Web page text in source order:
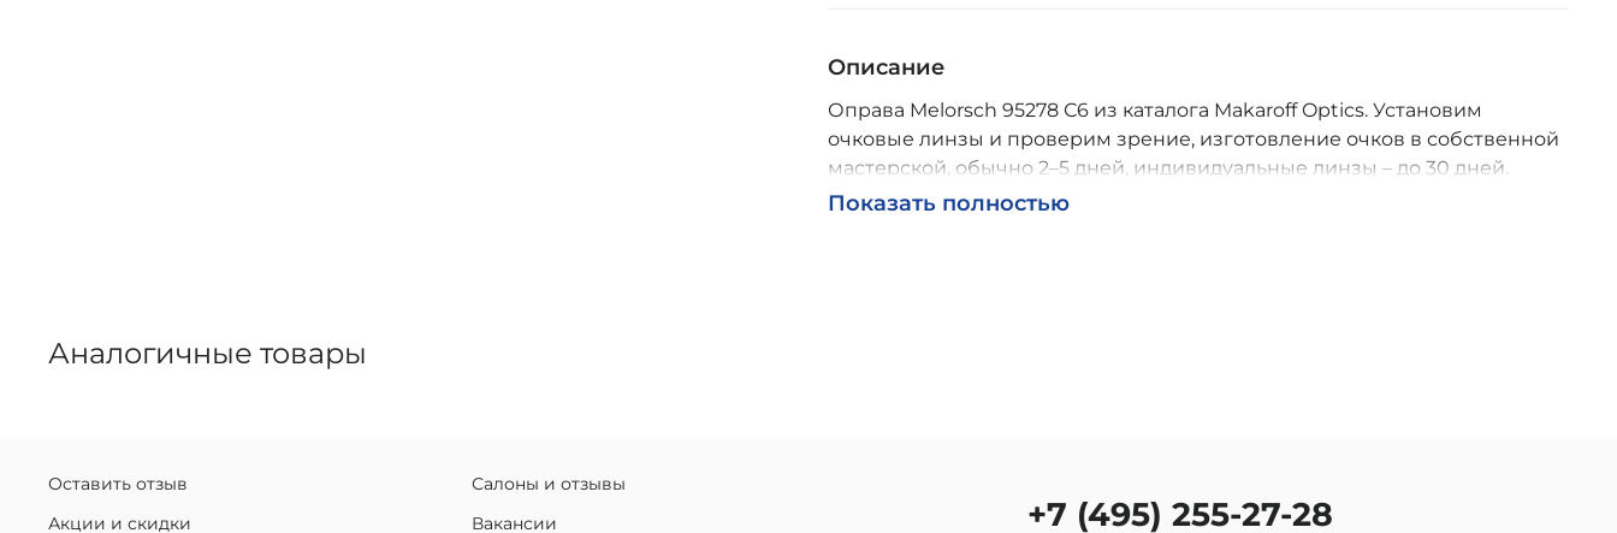
Описание
Оправа Melorsch 95278 С6 из каталога Makaroff Optics. Установим
очковые линзы и проверим зрение, изготовление очков в собственной
мастерской, обычно 2–5 дней, индивидуальные линзы – до 30 дней.
Возможна доставка по России.
Показать полностью
Аналогичные товары
Оставить отзыв
Акции и скидки
Салоны и отзывы
Вакансии
+7 (495) 255-27-28